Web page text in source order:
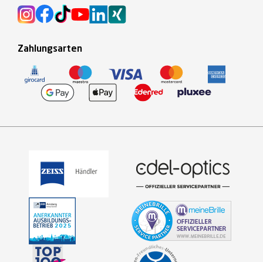
Zahlungsarten